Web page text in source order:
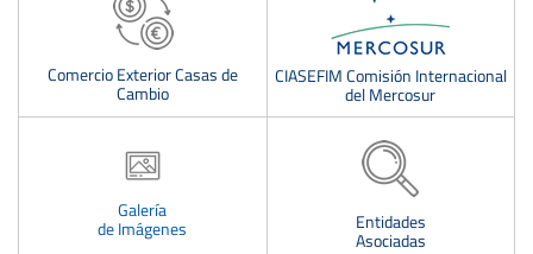
Comercio Exterior Casas de
Cambio
CIASEFIM Comisión Internacional
del Mercosur
Galería
de Imágenes
Entidades
Asociadas